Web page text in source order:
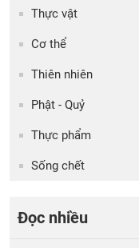
Thực vật
Cơ thể
Thiên nhiên
Phật - Quỷ
Thực phẩm
Sống chết
Đọc nhiều